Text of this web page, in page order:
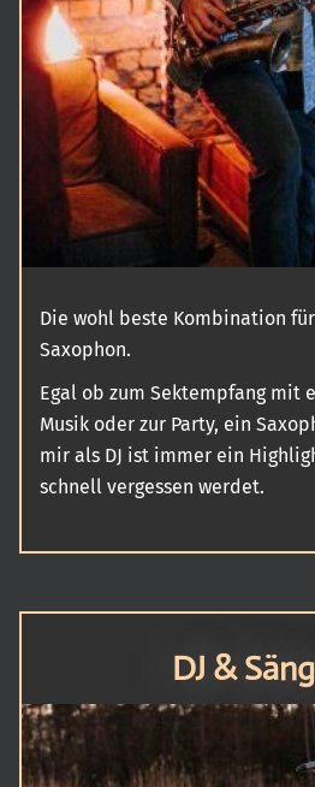
Die wohl beste Kombination
Saxophon.
Egal ob zum Sektempfang mit
Musik oder zur Party, ein
mir als DJ ist immer ein
schnell vergessen werdet.
DJ &